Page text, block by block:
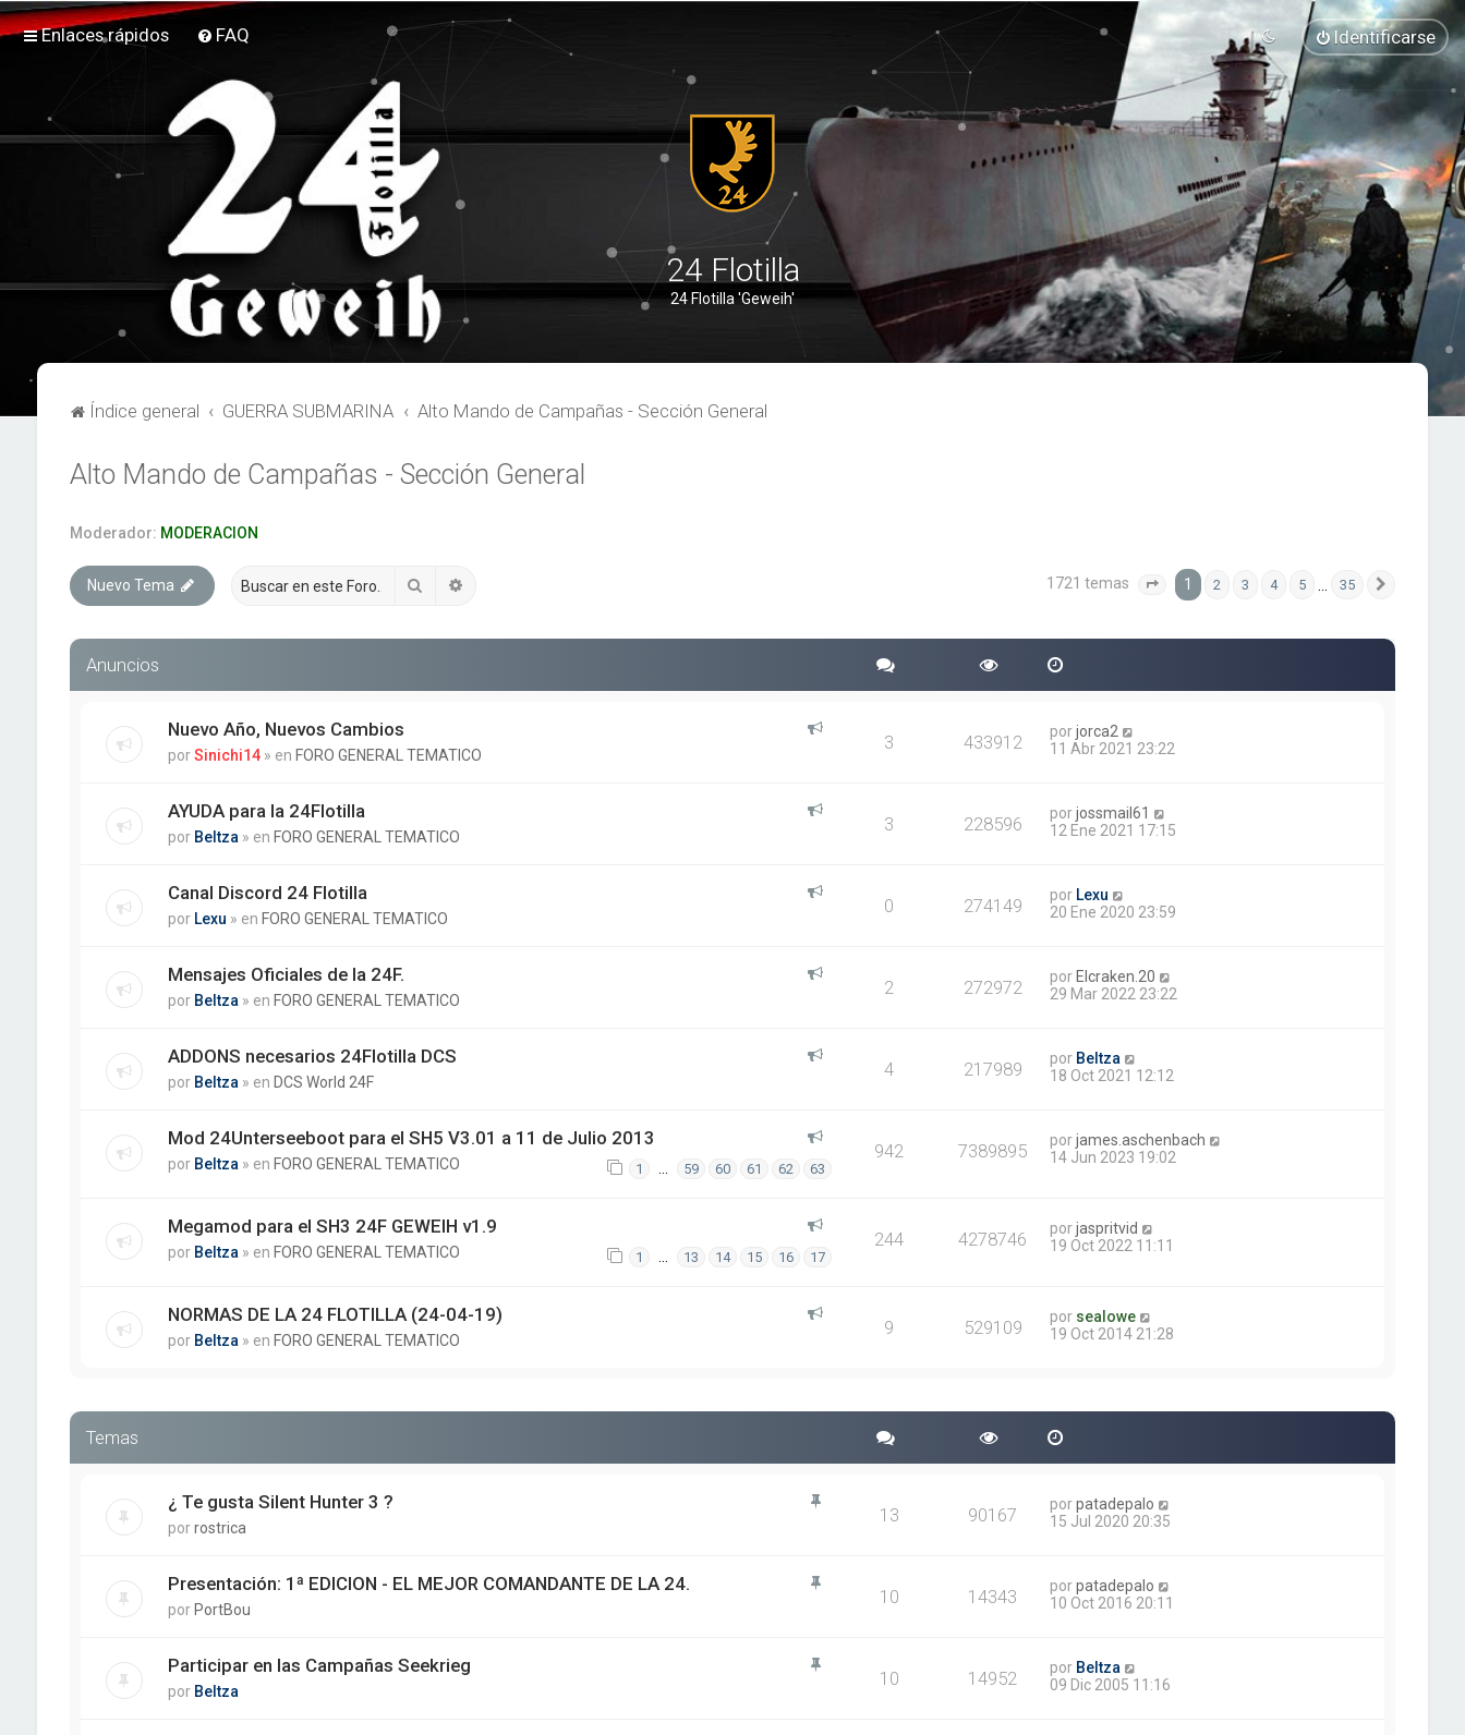
Enlaces rápidos FAQ Identificarse
24 Flotilla
24 Flotilla 'Geweih'
Índice general GUERRA SUBMARINA Alto Mando de Campañas - Sección General
Alto Mando de Campañas - Sección General
Moderador: MODERACION
Nuevo Tema Buscar 1721 temas Página 1de 35
1 2 3 4 5 35
Anuncios
Nuevo Año, Nuevos Cambios
porSinichi14 » en FORO GENERAL TEMATICO
3 433912 porjorca2
11 Abr 2021 23:22
AYUDA para la 24Flotilla
por Beltza » en FORO GENERAL TEMATICO
3 228596 porjossmail61
12 Ene 2021 17:15
Canal Discord 24 Flotilla
por Lexu » en FORO GENERAL TEMATICO
0 274149 por Lexu
20 Ene 2020 23:59
Mensajes Oficiales de la 24F.
por Beltza » en FORO GENERAL TEMATICO
2 272972 por Elcraken.20
29 Mar 2022 23:22
ADDONS necesarios 24Flotilla DCS
por Beltza » en DCS World 24F
4 217989 por Beltza
18 Oct 2021 12:12
Mod 24Unterseeboot para el SH5 V3.01 a 11 de Julio 2013
por Beltza » en FORO GENERAL TEMATICO 1 … 59 60 61 62 63
942 7389895 porjames.aschenbach
14 Jun 2023 19:02
Megamod para el SH3 24F GEWEIH v1.9
por Beltza » en FORO GENERAL TEMATICO 1 … 13 14 15 16 17
244 4278746 porjaspritvid
19 Oct 2022 11:11
NORMAS DE LA 24 FLOTILLA (24-04-19)
por Beltza » en FORO GENERAL TEMATICO
9 529109 por sealowe
19 Oct 2014 21:28
Temas
¿ Te gusta Silent Hunter 3 ?
porrostrica
13 90167 porpatadepalo
15 Jul 2020 20:35
Presentación: 1ª EDICION - EL MEJOR COMANDANTE DE LA 24.
por PortBou
10 14343 porpatadepalo
10 Oct 2016 20:11
Participar en las Campañas Seekrieg
por Beltza
10 14952 por Beltza
09 Dic 2005 11:16